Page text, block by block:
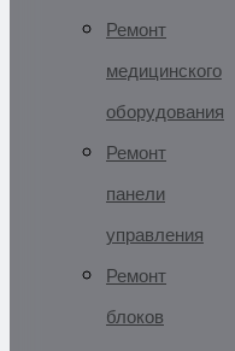
Ремонт
медицинского
оборудования
Ремонт
панели
управления
Ремонт
блоков